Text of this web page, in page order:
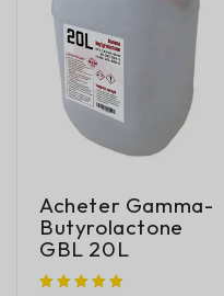
Acheter Gamma-
Butyrolactone
GBL 20L